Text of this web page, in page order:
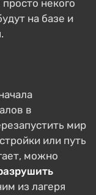
некого
на базе и
в
мир
или путь
можно
из лагеря